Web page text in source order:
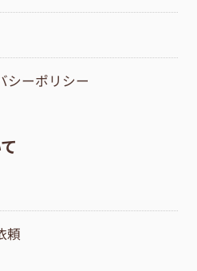
シーポリシー
頼